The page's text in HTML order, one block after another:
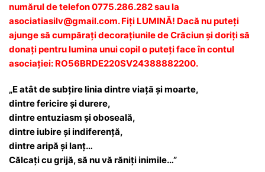
numărul de telefon 0775.286.282 sau la
asociatiasilv@gmail.com. Fiți LUMINĂ! Dacă nu puteți
ajunge să cumpărați decorațiunile de Crăciun și doriți să
donați pentru lumina unui copil o puteți face în contul
asociației: RO56BRDE220SV24388882200.
„E atât de subțire linia dintre viață și moarte,
dintre fericire și durere,
dintre entuziasm și oboseală,
dintre iubire și indiferență,
dintre aripă și lanț…
Călcați cu grijă, să nu vă răniți inimile…”